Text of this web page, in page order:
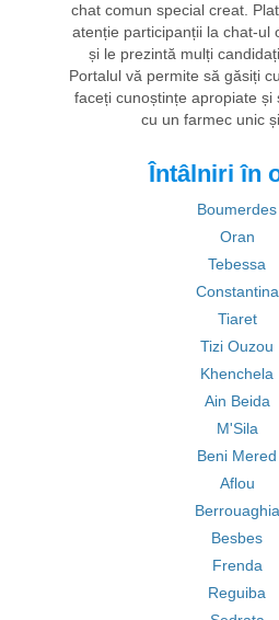
chat comun special creat.
atenție participanții la chat-ul
și le prezintă mulți
Portalul vă permite să găsiți
faceți cunoștințe apropiate și
cu un farmec unic
Întâlniri în
Boumerdes
Oran
Tebessa
Constantina
Tiaret
Tizi Ouzou
Khenchela
Ain Beida
M'Sila
Beni Mered
Aflou
Berrouaghia
Besbes
Frenda
Reguiba